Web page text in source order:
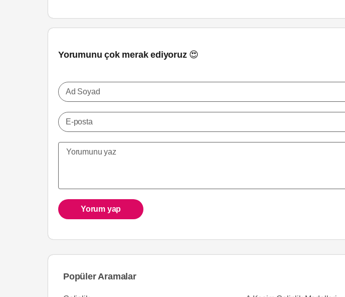
Yorumunu çok merak ediyoruz 😍
Ad Soyad
E-posta
Yorum yap
Popüler Aramalar